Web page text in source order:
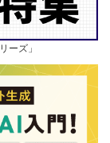
ーズ」